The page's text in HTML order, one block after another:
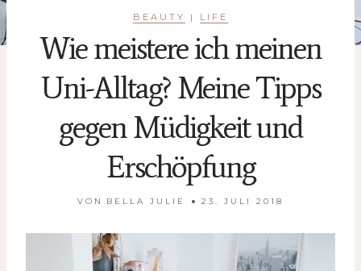
BEAUTY | LIFE
Wie meistere ich meinen
Uni-Alltag? Meine Tipps
gegen Müdigkeit und
Erschöpfung
VON BELLA JULIE 23. JULI 2018